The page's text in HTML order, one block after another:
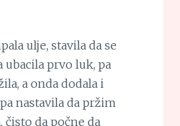
ulje, stavila da se
ubacila prvo luk, pa
a onda dodala i
nastavila da pržim
čisto da počne da